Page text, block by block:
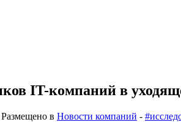
IT-компаний в
в Новости компаний -